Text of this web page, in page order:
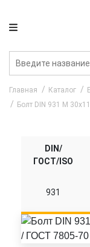
Главная Каталог
Болт DIN 931 M
DIN/
ГОСТ/ISO
931